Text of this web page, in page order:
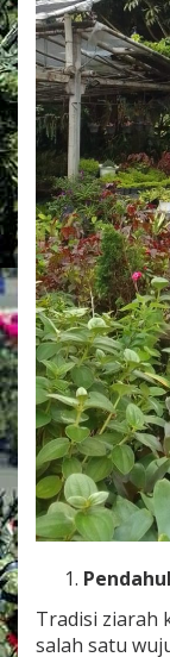
Tradisi ziarah
salah satu